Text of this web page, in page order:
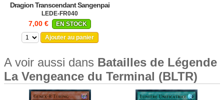
Dragion Transcendant Sangenpai
LEDE-FR040
7,00 €
EN STOCK
Ajouter au panier
A voir aussi dans Batailles de Légende
La Vengeance du Terminal (BLTR)